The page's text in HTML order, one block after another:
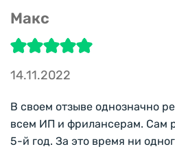
Макс
14.11.2022
В своем отзыве однозначно
всем ИП и фрилансерам. Сам
5-й год. За это время ни